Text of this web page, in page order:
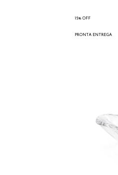
15% OFF
PRONTA ENTREGA